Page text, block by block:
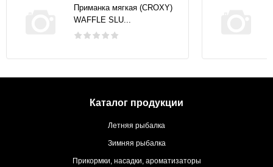
Приманка мягкая (CROXY)
WAFFLE SLU...
Каталог продукции
Летняя рыбалка
Зимняя рыбалка
Прикормки, насадки, ароматизаторы